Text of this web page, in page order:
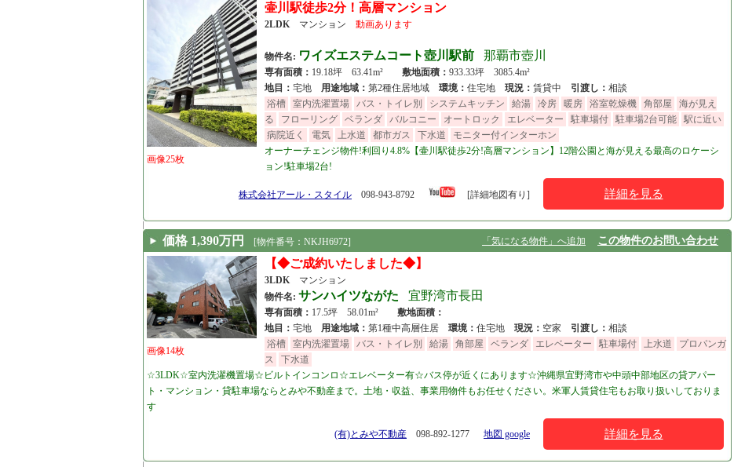
画像25枚
壷川駅徒歩2分！高層マンション
2LDK マンション 動画あります
物件名: ワイズエステムコート壺川駅前 那覇市壺川
専有面積： 19.18坪 63.41m² 敷地面積： 933.33坪 3085.4m²
地目： 宅地 用途地域： 第2種住居地域 環境： 住宅地 現況： 賃貸中 引渡し： 相談
浴槽
室内洗濯置場 バス・トイレ別 システムキッチン 給湯 冷房 暖房 浴室乾燥機 角部屋
海が見え
る
フローリング ベランダ バルコニー オートロック エレベーター 駐車場付 駐車場2台可能
駅に近い
病院近く
電気 上水道 都市ガス 下水道
モニター付インターホン
オーナーチェンジ物件!利回り4.8%【壷川駅徒歩2分!高層マンション】12階公園と海が見える最高のロケーシ
ョン!駐車場2台!
詳細を見る
株式会社アール・スタイル 098-943-8792 [詳細地図有り]
価格 1,390万円 [物件番号：NKJH6972] 「気になる物件」へ追加 この物件のお問い合わせ
画像14枚
【◆ご成約いたしました◆】
3LDK マンション
物件名: サンハイツながた 宜野湾市長田
専有面積： 17.5坪 58.01m² 敷地面積：
地目： 宅地 用途地域： 第1種中高層住居 環境： 住宅地 現況： 空家 引渡し： 相談
浴槽
室内洗濯置場 バス・トイレ別 給湯 角部屋 ベランダ エレベーター 駐車場付 上水道
プロパンガ
ス
下水道
☆3LDK☆室内洗濯機置場☆ビルトインコンロ☆エレベーター有☆バス停が近くにあります☆沖縄県宜野湾市や中頭中部地区の貸アパー
ト・マンション・貸駐車場ならとみや不動産まで。土地・収益、事業用物件もお任せください。米軍人賃貸住宅もお取り扱いしておりま
す
詳細を見る
(有)とみや不動産 098-892-1277 地図 google